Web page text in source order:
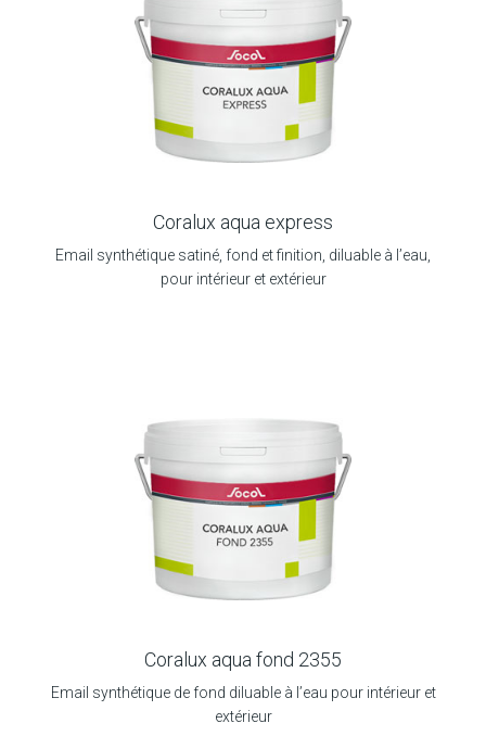
Coralux aqua express
Email synthétique satiné, fond et finition, diluable à l’eau,
pour intérieur et extérieur
Coralux aqua fond 2355
Email synthétique de fond diluable à l’eau pour intérieur et
extérieur